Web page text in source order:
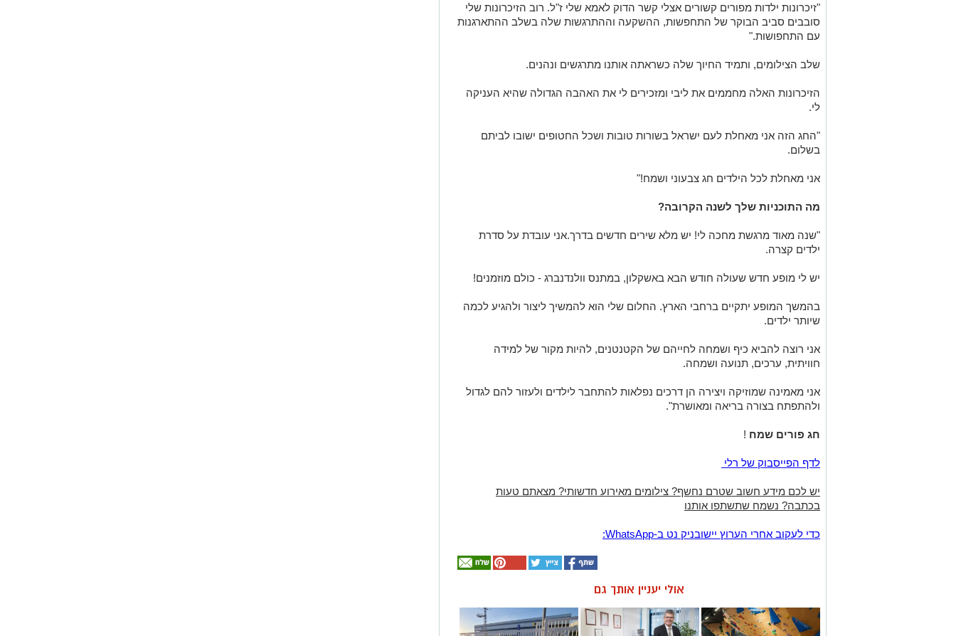
"זיכרונות ילדות מפורים קשורים אצלי קשר הדוק לאמא שלי ז"ל. רוב הזיכרונות שלי
סובבים סביב הבוקר של התחפשות, ההשקעה וההתרגשות שלה בשלב ההתארגנות
עם התחפושות."
שלב הצילומים, ותמיד החיוך שלה כשראתה אותנו מתרגשים ונהנים.
הזיכרונות האלה מחממים את ליבי ומזכירים לי את האהבה הגדולה שהיא העניקה
לי.
"החג הזה אני מאחלת לעם ישראל בשורות טובות ושכל החטופים ישובו לביתם
בשלום.
אני מאחלת לכל הילדים חג צבעוני ושמח!
"
מה התוכניות שלך לשנה הקרובה?
"שנה מאוד מרגשת מחכה לי! יש מלא שירים חדשים בדרך.אני עובדת על סדרת
ילדים קצרה.
יש לי מופע חדש שעולה חודש הבא באשקלון, במתנס וולנדנברג - כולם מוזמנים!
בהמשך המופע יתקיים ברחבי הארץ. החלום שלי הוא להמשיך ליצור ולהגיע לכמה
שיותר ילדים.
אני רוצה להביא כיף ושמחה לחייהם של הקטנטנים, להיות מקור של למידה
חוויתית, ערכים, תנועה ושמחה.
אני מאמינה שמוזיקה ויצירה הן דרכים נפלאות להתחבר לילדים ולעזור להם לגדול
ולהתפתח בצורה בריאה ומאושרת".
חג פורים שמח !
לדף הפייסבוק של רלי
יש לכם מידע חשוב שטרם נחשף? צילומים מאירוע חדשותי? מצאתם טעות
בכתבה? נשמח שתשתפו אותנו
‏כדי לעקוב אחרי הערוץ יישובניק נט ב-WhatsApp:‏‏‏
אולי יעניין אותך גם